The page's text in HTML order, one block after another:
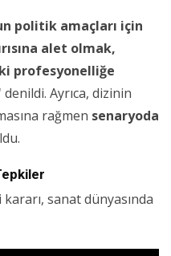
politik amaçları için
alet olmak,
profesyonelliğe
denildi. Ayrıca, dizinin
rağmen senaryoda
sanat dünyasında